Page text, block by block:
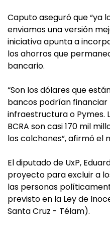
Caputo aseguró que “ya
enviamos una versión
iniciativa apunta a
los ahorros que
bancario.
“Son los dólares que
bancos podrían
infraestructura o Pymes.
BCRA son casi 170 mil
los colchones”, afirmó el
El diputado de UxP,
proyecto para excluir a
las personas
previsto en la Ley de
Santa Cruz - Télam).